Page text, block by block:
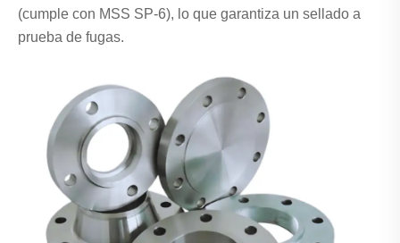
(cumple con MSS SP-6), lo que garantiza un sellado a
prueba de fugas.